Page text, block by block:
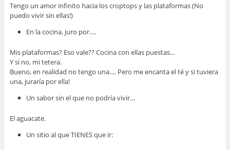
Tengo un amor infinito hacia los croptops y las plataformas (No
puedo vivir sin ellas!)
En la cocina, juro por….
Mis plataformas? Eso vale?? Cocina con ellas puestas…
Y si no, mi tetera.
Bueno, en realidad no tengo una…. Pero me encanta el té y si tuviera
una, juraría por ella!
Un sabor sin el que no podría vivir…
El aguacate.
Un sitio al que TIENES que ir: